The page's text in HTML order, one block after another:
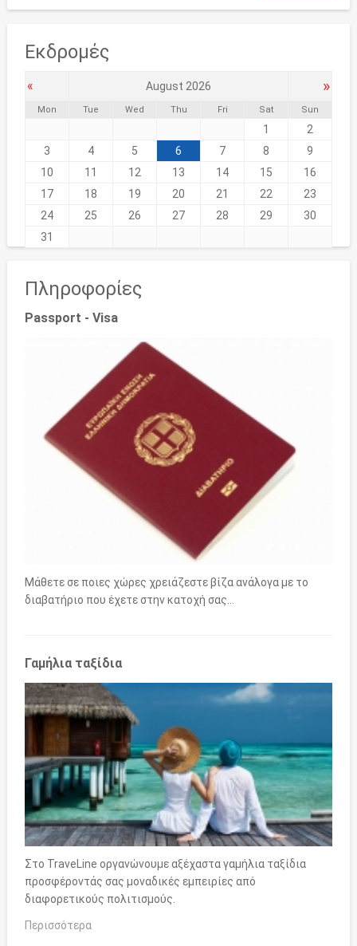
Εκδρομές
« August 2026 »
Mon Tue Wed Thu Fri Sat Sun
1
2
3
4 5 6 7 8
9
10
11 12 13 14 15
16
17
18 19 20 21 22
23
24
25 26 27 28 29
30
31
Πληροφορίες
Passport - Visa
Μάθετε σε ποιες χώρες χρειάζεστε βίζα ανάλογα με το
διαβατήριο που έχετε στην κατοχή σας…
Γαμήλια ταξίδια
Στο TraveLine οργανώνουμε αξέχαστα γαμήλια ταξίδια
προσφέροντάς σας μοναδικές εμπειρίες από
διαφορετικούς πολιτισμούς.
Περισσότερα